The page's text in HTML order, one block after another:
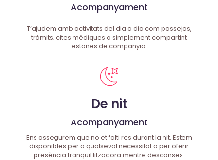
Acompanyament
T’ajudem amb activitats del dia a dia com passejos,
tràmits, cites mèdiques o simplement compartint
estones de companyia.
De nit
Acompanyament
Ens assegurem que no et falti res durant la nit. Estem
disponibles per a qualsevol necessitat o per oferir
presència tranquil·litzadora mentre descanses.